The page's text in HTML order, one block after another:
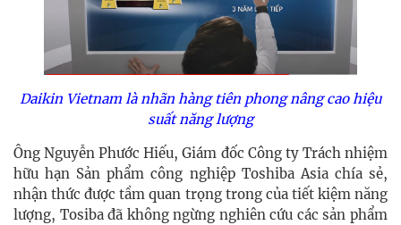
Daikin Vietnam là nhãn hàng tiên phong nâng cao hiệu
suất năng lượng
Ông Nguyễn Phước Hiếu, Giám đốc Công ty Trách nhiệm
hữu hạn Sản phẩm công nghiệp Toshiba Asia chía sẻ,
nhận thức được tầm quan trọng trong của tiết kiệm năng
lượng, Tosiba đã không ngừng nghiên cứu các sản phẩm